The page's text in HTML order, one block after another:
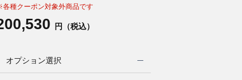
種クーポン対象外商品です
円（税込）
オプション選択